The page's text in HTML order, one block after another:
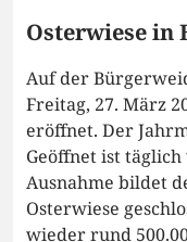
Osterwiese in
Auf der
Freitag, 27. März
eröffnet. Der
Geöffnet ist täglich
Ausnahme bildet
Osterwiese
wieder rund